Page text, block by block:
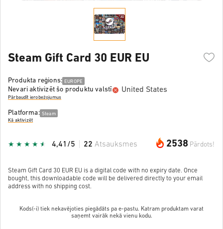
Steam Gift Card 30 EUR EU
Produkta reģions: EUROPE
Nevari aktivizēt šo produktu valstī United States
Pārbaudīt ierobežojumus
Platforma: Steam
Kā aktivizēt
2538 Pārdots!
4,41/5 22 Atsauksmes
Steam Gift Card 30 EUR EU is a digital code with no expiry date. Once
bought, this downloadable code will be delivered directly to your email
address with no shipping cost.
Kods(-i) tiek nekavējoties piegādāts pa e-pastu. Katram produktam varat
saņemt vairāk nekā vienu kodu.